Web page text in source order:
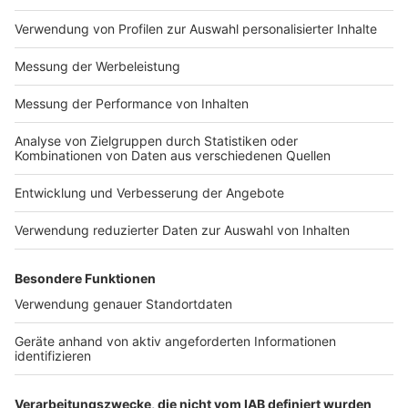
Angebot. Alle SPIEGEL
Podcasts finden Sie hier.
Den SPIEGEL-WhatsApp-
geht es zu unserem
SPIEGEL Shop. Alle
Newsletter vom SPIEGEL
finden Sie hier. Hier geht es
möchten den SPIEGEL
Sie sich bei SPIEGEL
Perspektiven.
Newsletter vom SPIEGEL finden Sie hier. Hier
geht es zur SPIEGEL Akademie. Sie möchten den
SPIEGEL mitgestalten? Registrieren Sie sich bei
SPIEGEL Perspektiven. Informationen zu unserer
Impressum
Nutzungsbedingungen
Jobs
Presse
Werben
Archiv
ANTENNE BAYERN GROUP
Stiftung ANTENNE BAYERN
hilft
Kontakt
Studio-Hotline
Verkehrs-Hotline
Newsletter